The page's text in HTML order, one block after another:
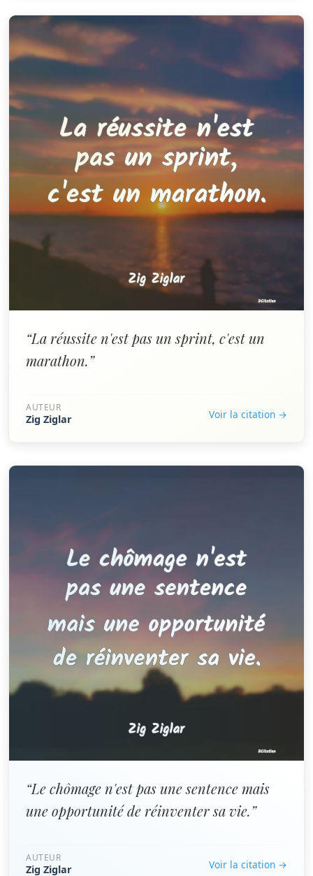
“La réussite n'est pas un sprint, c'est un
marathon.”
AUTEUR
Zig Ziglar Voir la citation →
“Le chômage n'est pas une sentence mais
une opportunité de réinventer sa vie.”
AUTEUR
Zig Ziglar Voir la citation →